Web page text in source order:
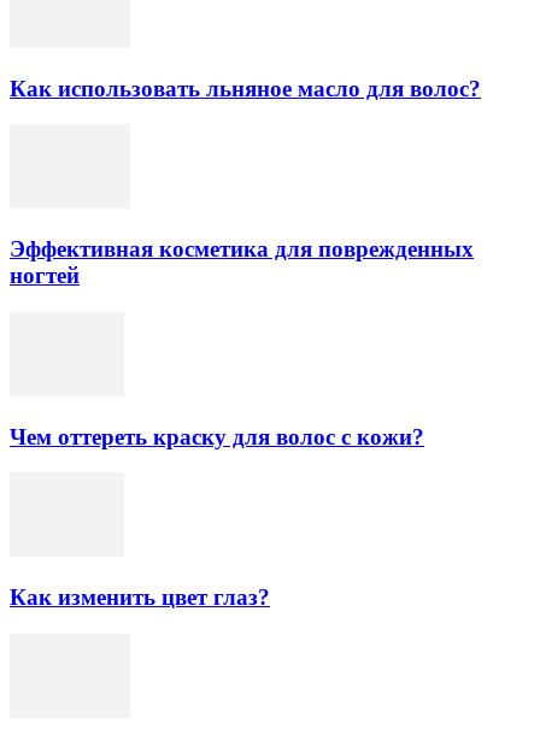
Как использовать льняное масло для волос?
Эффективная косметика для поврежденных
ногтей
Чем оттереть краску для волос с кожи?
Как изменить цвет глаз?